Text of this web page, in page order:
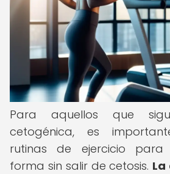
Para aquellos que
cetogénica, es
rutinas de ejercicio para
forma sin salir de cetosis.